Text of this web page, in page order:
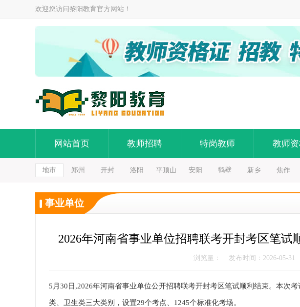
欢迎您访问黎阳教育官方网站！
网站首页 教师招聘 特岗教师 教师
地市 郑州 开封 洛阳 平顶山 安阳 鹤壁 新乡 焦作
事业单位
2026年河南省事业单位招聘联考开封考区笔试
浏览量： 发布时间：2026-05-31
5月30日,2026年河南省事业单位公开招聘联考开封考区笔试顺利结束。本次
类、卫生类三大类别，设置29个考点、1245个标准化考场。